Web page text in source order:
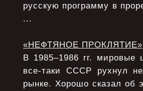
русскую программу в
...
«НЕФТЯНОЕ ПРОКЛЯТИЕ»
В 1985–1986 гг.
все-таки СССР рухнул
рынке. Хорошо сказал об